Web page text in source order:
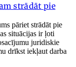
strādāt pie
pāriet strādāt pie
situācijas ir ļoti
juridiskie
drīkst iekļaut darba